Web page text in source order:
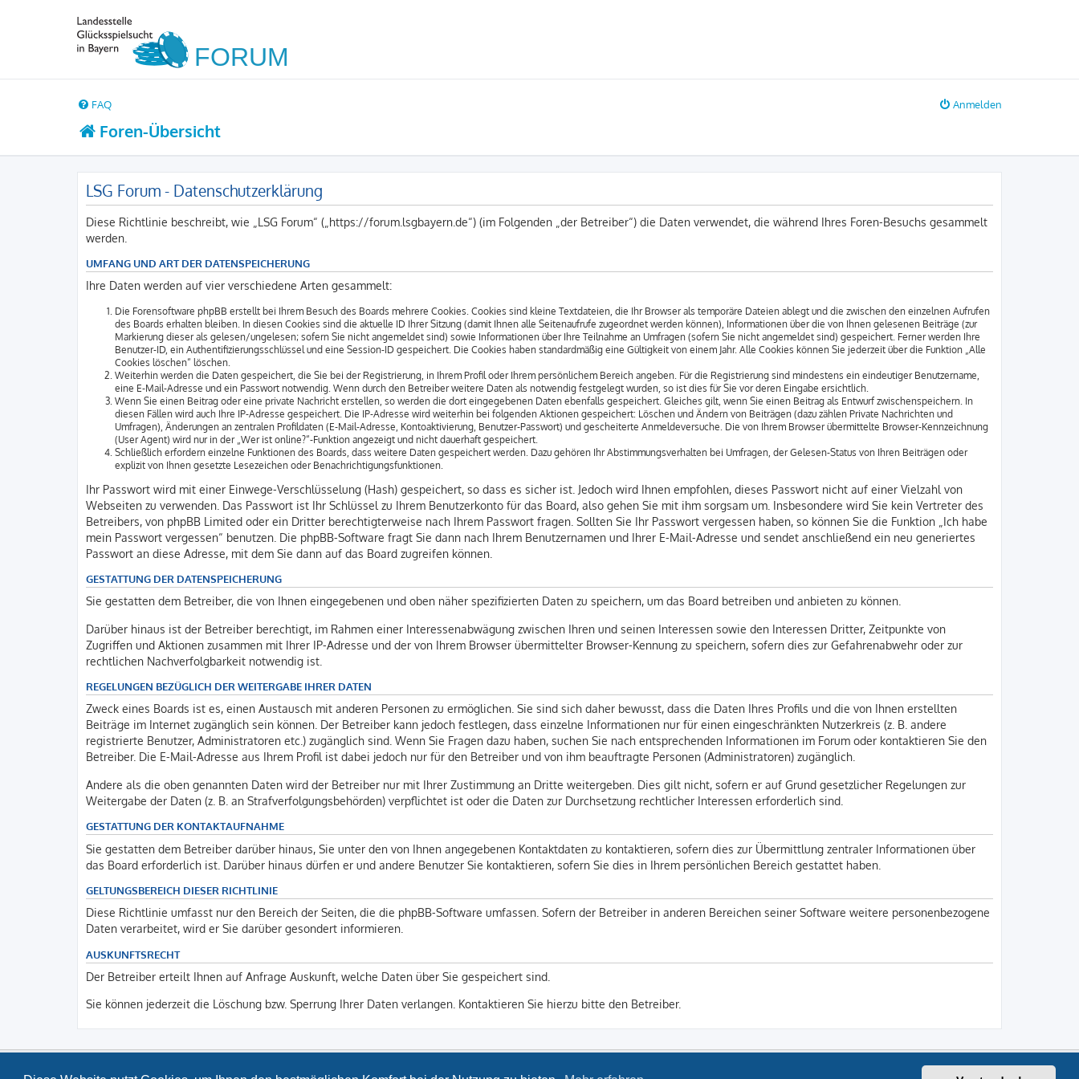
FAQ Anmelden
Foren-Übersicht
LSG Forum - Datenschutzerklärung
Diese Richtlinie beschreibt, wie „LSG Forum“ („https://forum.lsgbayern.de“) (im Folgenden „der Betreiber“) die Daten verwendet, die während Ihres Foren-Besuchs gesammelt
werden.
UMFANG UND ART DER DATENSPEICHERUNG
Ihre Daten werden auf vier verschiedene Arten gesammelt:
Die Forensoftware phpBB erstellt bei Ihrem Besuch des Boards mehrere Cookies. Cookies sind kleine Textdateien, die Ihr Browser als temporäre Dateien ablegt und die zwischen den einzelnen Aufrufen
des Boards erhalten bleiben. In diesen Cookies sind die aktuelle ID Ihrer Sitzung (damit Ihnen alle Seitenaufrufe zugeordnet werden können), Informationen über die von Ihnen gelesenen Beiträge (zur
Markierung dieser als gelesen/ungelesen; sofern Sie nicht angemeldet sind) sowie Informationen über Ihre Teilnahme an Umfragen (sofern Sie nicht angemeldet sind) gespeichert. Ferner werden Ihre
Benutzer-ID, ein Authentifizierungsschlüssel und eine Session-ID gespeichert. Die Cookies haben standardmäßig eine Gültigkeit von einem Jahr. Alle Cookies können Sie jederzeit über die Funktion „Alle
Cookies löschen“ löschen.
Weiterhin werden die Daten gespeichert, die Sie bei der Registrierung, in Ihrem Profil oder Ihrem persönlichem Bereich angeben. Für die Registrierung sind mindestens ein eindeutiger Benutzername,
eine E-Mail-Adresse und ein Passwort notwendig. Wenn durch den Betreiber weitere Daten als notwendig festgelegt wurden, so ist dies für Sie vor deren Eingabe ersichtlich.
Wenn Sie einen Beitrag oder eine private Nachricht erstellen, so werden die dort eingegebenen Daten ebenfalls gespeichert. Gleiches gilt, wenn Sie einen Beitrag als Entwurf zwischenspeichern. In
diesen Fällen wird auch Ihre IP-Adresse gespeichert. Die IP-Adresse wird weiterhin bei folgenden Aktionen gespeichert: Löschen und Ändern von Beiträgen (dazu zählen Private Nachrichten und
Umfragen), Änderungen an zentralen Profildaten (E-Mail-Adresse, Kontoaktivierung, Benutzer-Passwort) und gescheiterte Anmeldeversuche. Die von Ihrem Browser übermittelte Browser-Kennzeichnung
(User Agent) wird nur in der „Wer ist online?“-Funktion angezeigt und nicht dauerhaft gespeichert.
Schließlich erfordern einzelne Funktionen des Boards, dass weitere Daten gespeichert werden. Dazu gehören Ihr Abstimmungsverhalten bei Umfragen, der Gelesen-Status von Ihren Beiträgen oder
explizit von Ihnen gesetzte Lesezeichen oder Benachrichtigungsfunktionen.
Ihr Passwort wird mit einer Einwege-Verschlüsselung (Hash) gespeichert, so dass es sicher ist. Jedoch wird Ihnen empfohlen, dieses Passwort nicht auf einer Vielzahl von
Webseiten zu verwenden. Das Passwort ist Ihr Schlüssel zu Ihrem Benutzerkonto für das Board, also gehen Sie mit ihm sorgsam um. Insbesondere wird Sie kein Vertreter des
Betreibers, von phpBB Limited oder ein Dritter berechtigterweise nach Ihrem Passwort fragen. Sollten Sie Ihr Passwort vergessen haben, so können Sie die Funktion „Ich habe
mein Passwort vergessen“ benutzen. Die phpBB-Software fragt Sie dann nach Ihrem Benutzernamen und Ihrer E-Mail-Adresse und sendet anschließend ein neu generiertes
Passwort an diese Adresse, mit dem Sie dann auf das Board zugreifen können.
GESTATTUNG DER DATENSPEICHERUNG
Sie gestatten dem Betreiber, die von Ihnen eingegebenen und oben näher spezifizierten Daten zu speichern, um das Board betreiben und anbieten zu können.
Darüber hinaus ist der Betreiber berechtigt, im Rahmen einer Interessenabwägung zwischen Ihren und seinen Interessen sowie den Interessen Dritter, Zeitpunkte von
Zugriffen und Aktionen zusammen mit Ihrer IP-Adresse und der von Ihrem Browser übermittelter Browser-Kennung zu speichern, sofern dies zur Gefahrenabwehr oder zur
rechtlichen Nachverfolgbarkeit notwendig ist.
REGELUNGEN BEZÜGLICH DER WEITERGABE IHRER DATEN
Zweck eines Boards ist es, einen Austausch mit anderen Personen zu ermöglichen. Sie sind sich daher bewusst, dass die Daten Ihres Profils und die von Ihnen erstellten
Beiträge im Internet zugänglich sein können. Der Betreiber kann jedoch festlegen, dass einzelne Informationen nur für einen eingeschränkten Nutzerkreis (z. B. andere
registrierte Benutzer, Administratoren etc.) zugänglich sind. Wenn Sie Fragen dazu haben, suchen Sie nach entsprechenden Informationen im Forum oder kontaktieren Sie den
Betreiber. Die E-Mail-Adresse aus Ihrem Profil ist dabei jedoch nur für den Betreiber und von ihm beauftragte Personen (Administratoren) zugänglich.
Andere als die oben genannten Daten wird der Betreiber nur mit Ihrer Zustimmung an Dritte weitergeben. Dies gilt nicht, sofern er auf Grund gesetzlicher Regelungen zur
Weitergabe der Daten (z. B. an Strafverfolgungsbehörden) verpflichtet ist oder die Daten zur Durchsetzung rechtlicher Interessen erforderlich sind.
GESTATTUNG DER KONTAKTAUFNAHME
Sie gestatten dem Betreiber darüber hinaus, Sie unter den von Ihnen angegebenen Kontaktdaten zu kontaktieren, sofern dies zur Übermittlung zentraler Informationen über
das Board erforderlich ist. Darüber hinaus dürfen er und andere Benutzer Sie kontaktieren, sofern Sie dies in Ihrem persönlichen Bereich gestattet haben.
GELTUNGSBEREICH DIESER RICHTLINIE
Diese Richtlinie umfasst nur den Bereich der Seiten, die die phpBB-Software umfassen. Sofern der Betreiber in anderen Bereichen seiner Software weitere personenbezogene
Daten verarbeitet, wird er Sie darüber gesondert informieren.
AUSKUNFTSRECHT
Der Betreiber erteilt Ihnen auf Anfrage Auskunft, welche Daten über Sie gespeichert sind.
Sie können jederzeit die Löschung bzw. Sperrung Ihrer Daten verlangen. Kontaktieren Sie hierzu bitte den Betreiber.
LSG Bayern